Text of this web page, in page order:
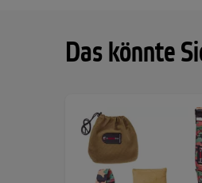
Das könnte